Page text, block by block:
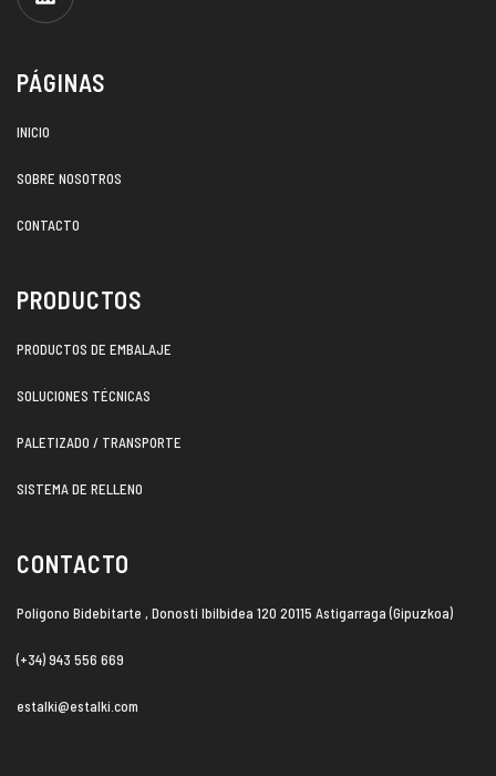
PÁGINAS
INICIO
SOBRE NOSOTROS
CONTACTO
PRODUCTOS
PRODUCTOS DE EMBALAJE
SOLUCIONES TÉCNICAS
PALETIZADO / TRANSPORTE
SISTEMA DE RELLENO
CONTACTO
Polígono Bidebitarte , Donosti Ibilbidea 120 20115 Astigarraga (Gipuzkoa)
(+34) 943 556 669
estalki@estalki.com